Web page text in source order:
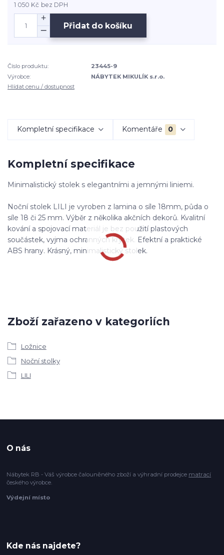
1 050 Kč bez DPH
Přidat do košíku
Číslo produktu:
23445-9
Výrobce:
NÁBYTEK MIKULÍK s.r.o.
Hlídat cenu / dostupnost
Kompletní specifikace Komentáře 0
Kompletní specifikace
Minimalistický stolek s elegantními a jemnými liniemi.
Noční stolek LILI je vyroben z lamina o síle 18mm, půda o
síle 18 či 25 mm. Výběr z několika akčních dekorů. Kvalitní
kování a spojovací materiál je bez použití plastových
součástek, vyjma ochranných krytek. Efektní a praktické
ABS hrany. Krásný, minimalistický stolek.
Zboží zařazeno v kategoriích
Ložnice
Noční stolky
LILI
O nás
Nábytek RB - Váš výrobce čalouněného zboží a výhradní prodejce matrací
českého výrobce.
Výdejní místo
Kde nás najdete?